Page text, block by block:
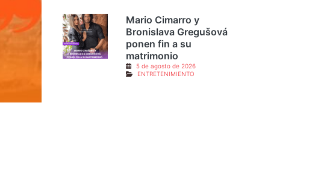
Mario Cimarro y
Bronislava Gregušová
ponen fin a su
matrimonio
5 de agosto de 2026
ENTRETENIMIENTO